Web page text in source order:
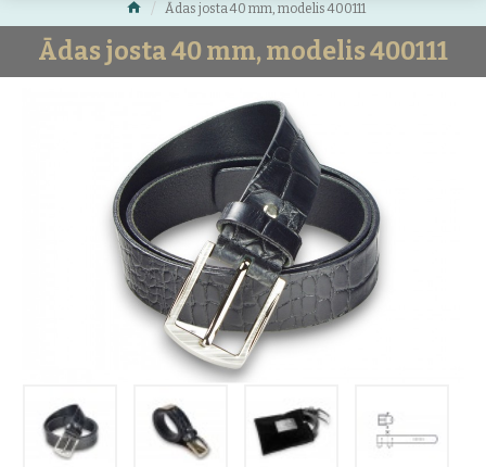
Ādas josta 40 mm, modelis 400111
Ādas josta 40 mm, modelis 400111